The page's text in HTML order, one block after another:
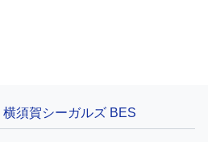
横須賀シーガルズ BES